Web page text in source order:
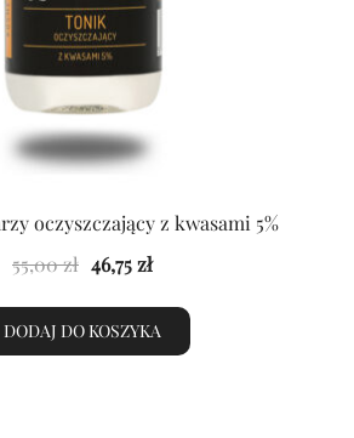
oczyszczający z kwasami 5%
55,00zł Pierwotna
wynosiła:
55,00 zł.
46,75złAktualna
wynosi:
46,75 zł.
DODAJ DO KOSZYKA